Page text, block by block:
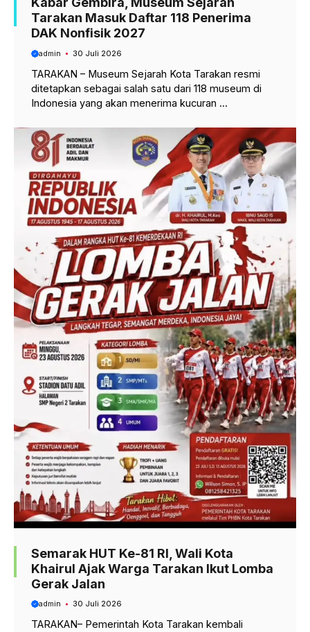
Tarakan Masuk Daftar 118 Penerima
DAK Nonfisik 2027
admin 30 Juli 2026
TARAKAN – Museum Sejarah Kota Tarakan resmi
ditetapkan sebagai salah satu dari 118 museum di
Indonesia yang akan menerima kucuran ...
Semarak HUT Ke-81 RI, Wali Kota
Khairul Ajak Warga Tarakan Ikut Lomba
Gerak Jalan
admin 30 Juli 2026
TARAKAN– Pemerintah Kota Tarakan kembali